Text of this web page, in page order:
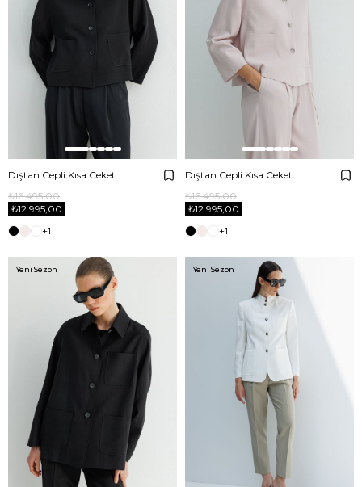
Dıştan Cepli Kısa Ceket
₺12.995,00
₺16.495,00
+1
Dıştan Cepli Kısa Ceket
₺12.995,00
₺16.495,00
+1
Yeni Sezon Yeni Sezon